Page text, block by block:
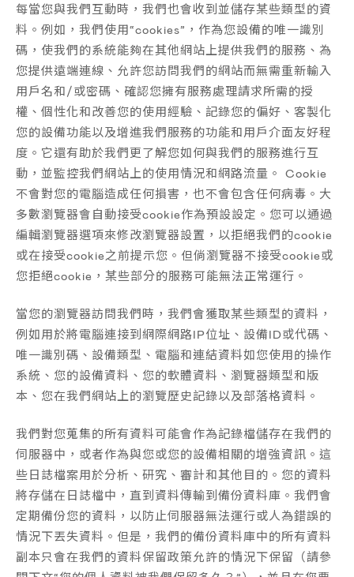
每當您與我們互動時，我們也會收到並儲存某些類型的資
料。例如，我們使用“cookies”，作為您設備的唯一識別
碼，使我們的系統能夠在其他網站上提供我們的服務、為
您提供遠端連線、允許您訪問我們的網站而無需重新輸入
用戶名和/或密碼、確認您擁有服務處理請求所需的授
權、個性化和改善您的使用經驗、記錄您的偏好、客製化
您的設備功能以及增進我們服務的功能和用戶介面友好程
度。它還有助於我們更了解您如何與我們的服務進行互
動，並監控我們網站上的使用情況和網路流量。 Cookie
不會對您的電腦造成任何損害，也不會包含任何病毒。大
多數瀏覽器會自動接受cookie作為預設設定。您可以通過
編輯瀏覽器選項來修改瀏覽器設置，以拒絕我們的cookie
或在接受cookie之前提示您。但倘瀏覽器不接受cookie或
您拒絕cookie，某些部分的服務可能無法正常運行。
當您的瀏覽器訪問我們時，我們會獲取某些類型的資料，
例如用於將電腦連接到網際網路IP位址、設備ID或代碼、
唯一識別碼、設備類型、電腦和連結資料如您使用的操作
系統、您的設備資料、您的軟體資料、瀏覽器類型和版
本、您在我們網站上的瀏覽歷史記錄以及部落格資料。
我們對您蒐集的所有資料可能會作為記錄檔儲存在我們的
伺服器中，或者作為與您或您的設備相關的增強資訊。這
些日誌檔案用於分析、研究、審計和其他目的。您的資料
將存儲在日誌檔中，直到資料傳輸到備份資料庫。我們會
定期備份您的資料，以防止伺服器無法運行或人為錯誤的
情況下丟失資料。但是，我們的備份資料庫中的所有資料
副本只會在我們的資料保留政策允許的情況下保留（請參